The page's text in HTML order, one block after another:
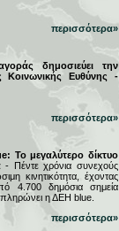
περισσότερα»
δημοσιεύει την
Κοινωνικής Ευθύνης -
περισσότερα»
Το μεγαλύτερο δίκτυο
- Πέντε χρόνια συνεχούς
κινητικότητα, έχοντας
4.700 δημόσια σημεία
η ΔΕΗ blue.
περισσότερα»